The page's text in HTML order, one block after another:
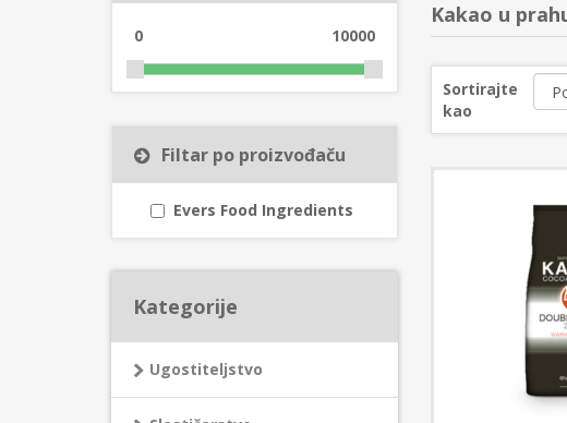
Kakao u
Sortirajte
kao
0 10000
Filtar po proizvođaču
Evers Food Ingredients
Kategorije
Ugostiteljstvo